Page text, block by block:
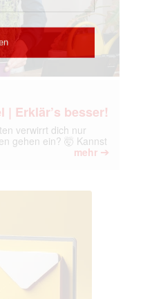
Erklär’s besser!
verwirrt dich nur
gehen ein? 🤯 Kannst
mehr ➔